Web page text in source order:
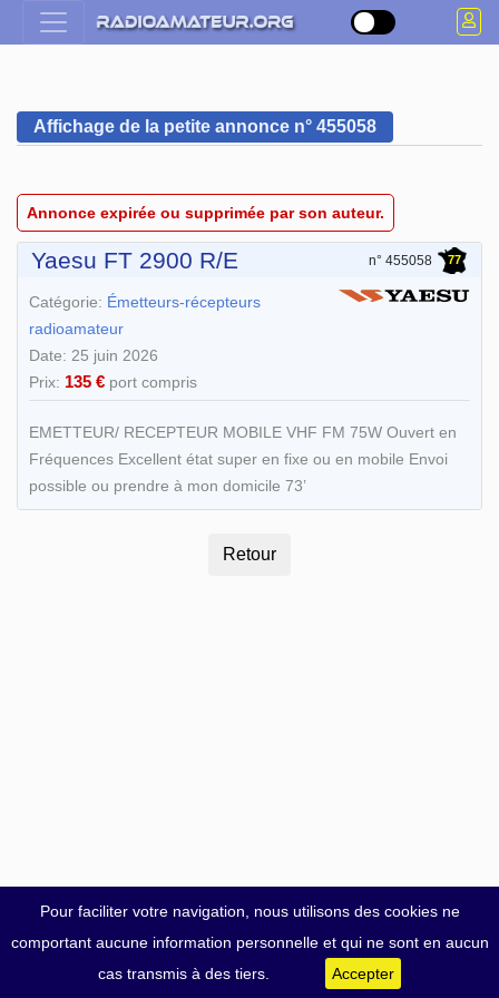
Pour faciliter votre navigation, nous utilisons des cookies ne
comportant aucune information personnelle et qui ne sont en aucun
cas transmis à des tiers.
Accepter
Affichage de la petite annonce n° 455058
Annonce expirée ou supprimée par son auteur.
Yaesu FT 2900 R/E n° 455058 77
Catégorie: Émetteurs-récepteurs
radioamateur
Date: 25 juin 2026
Prix: 135 € port compris
EMETTEUR/ RECEPTEUR MOBILE VHF FM 75W Ouvert en
Fréquences Excellent état super en fixe ou en mobile Envoi
possible ou prendre à mon domicile 73’